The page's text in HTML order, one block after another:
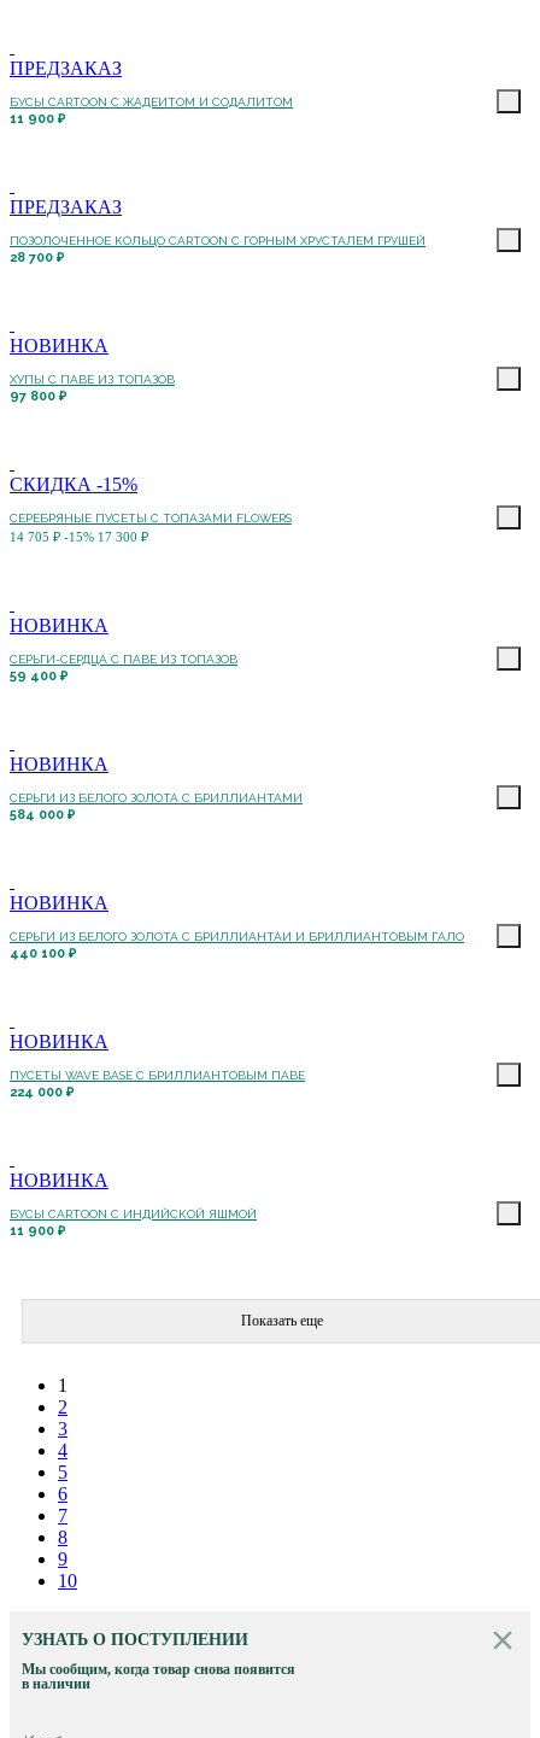
ПРЕДЗАКАЗ
БУСЫ CARTOON С ЖАДЕИТОМ И СОДАЛИТОМ
11 900 ₽
ПРЕДЗАКАЗ
ПОЗОЛОЧЕННОЕ КОЛЬЦО CARTOON C ГОРНЫМ ХРУСТАЛЕМ ГРУШЕЙ
28 700 ₽
НОВИНКА
ХУПЫ С ПАВЕ ИЗ ТОПАЗОВ
97 800 ₽
СКИДКА -15%
СЕРЕБРЯНЫЕ ПУСЕТЫ С ТОПАЗАМИ FLOWERS
14 705 ₽ -15% 17 300 ₽
НОВИНКА
СЕРЬГИ-СЕРДЦА С ПАВЕ ИЗ ТОПАЗОВ
59 400 ₽
НОВИНКА
СЕРЬГИ ИЗ БЕЛОГО ЗОЛОТА С БРИЛЛИАНТАМИ
584 000 ₽
НОВИНКА
СЕРЬГИ ИЗ БЕЛОГО ЗОЛОТА С БРИЛЛИАНТАИ И БРИЛЛИАНТОВЫМ ГАЛО
440 100 ₽
НОВИНКА
ПУСЕТЫ WAVE BASE С БРИЛЛИАНТОВЫМ ПАВЕ
224 000 ₽
НОВИНКА
БУСЫ CARTOON С ИНДИЙСКОЙ ЯШМОЙ
11 900 ₽
Показать еще
1
2
3
4
5
6
7
8
9
10
УЗНАТЬ О ПОСТУПЛЕНИИ
Мы сообщим, когда товар снова появится
в наличии